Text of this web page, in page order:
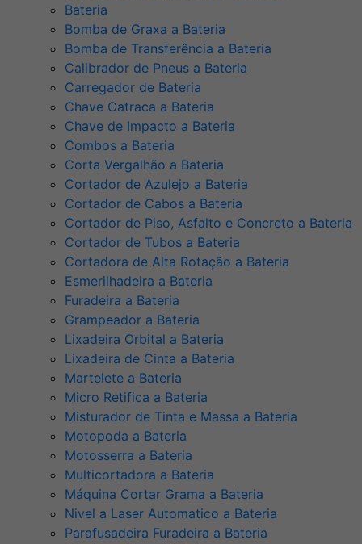
Bateria
Bomba de Graxa a Bateria
Bomba de Transferência a Bateria
Calibrador de Pneus a Bateria
Carregador de Bateria
Chave Catraca a Bateria
Chave de Impacto a Bateria
Combos a Bateria
Corta Vergalhão a Bateria
Cortador de Azulejo a Bateria
Cortador de Cabos a Bateria
Cortador de Piso, Asfalto e Concreto a Bateria
Cortador de Tubos a Bateria
Cortadora de Alta Rotação a Bateria
Esmerilhadeira a Bateria
Furadeira a Bateria
Grampeador a Bateria
Lixadeira Orbital a Bateria
Lixadeira de Cinta a Bateria
Martelete a Bateria
Micro Retifica a Bateria
Misturador de Tinta e Massa a Bateria
Motopoda a Bateria
Motosserra a Bateria
Multicortadora a Bateria
Máquina Cortar Grama a Bateria
Nivel a Laser Automatico a Bateria
Parafusadeira Furadeira a Bateria